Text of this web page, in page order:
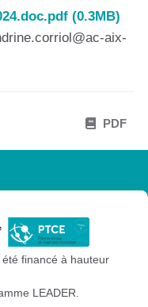
(0.3MB)
aix-
PDF
été financé à hauteur
LEADER.